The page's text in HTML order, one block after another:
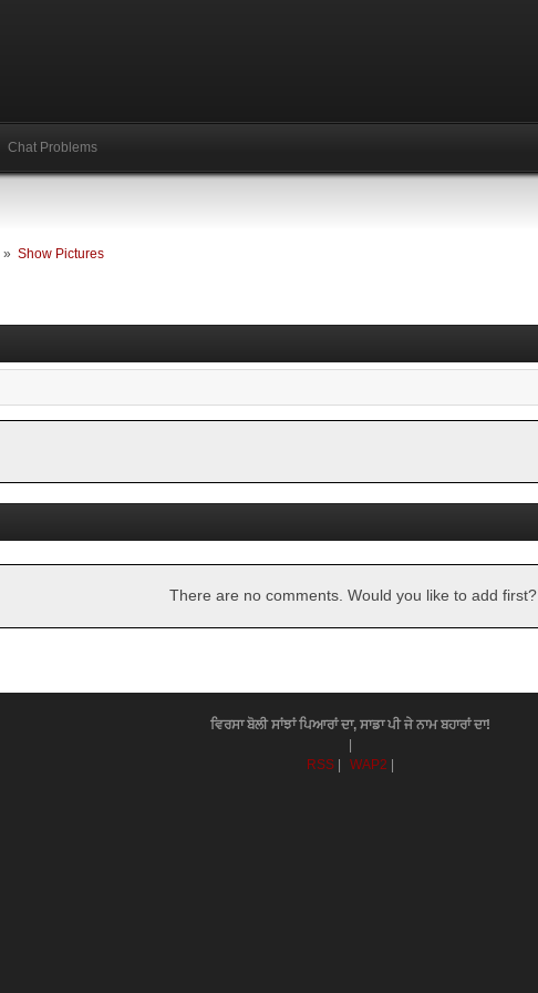
Chat Problems
» Show Pictures
There are no comments. Would you like to add first?
ਵਿਰਸਾ ਬੋਲੀ ਸਾਂਝਾਂ ਪਿਆਰਾਂ ਦਾ, ਸਾਡਾ ਪੀ ਜੇ ਨਾਮ ਬਹਾਰਾਂ ਦਾ!
RSS
WAP2